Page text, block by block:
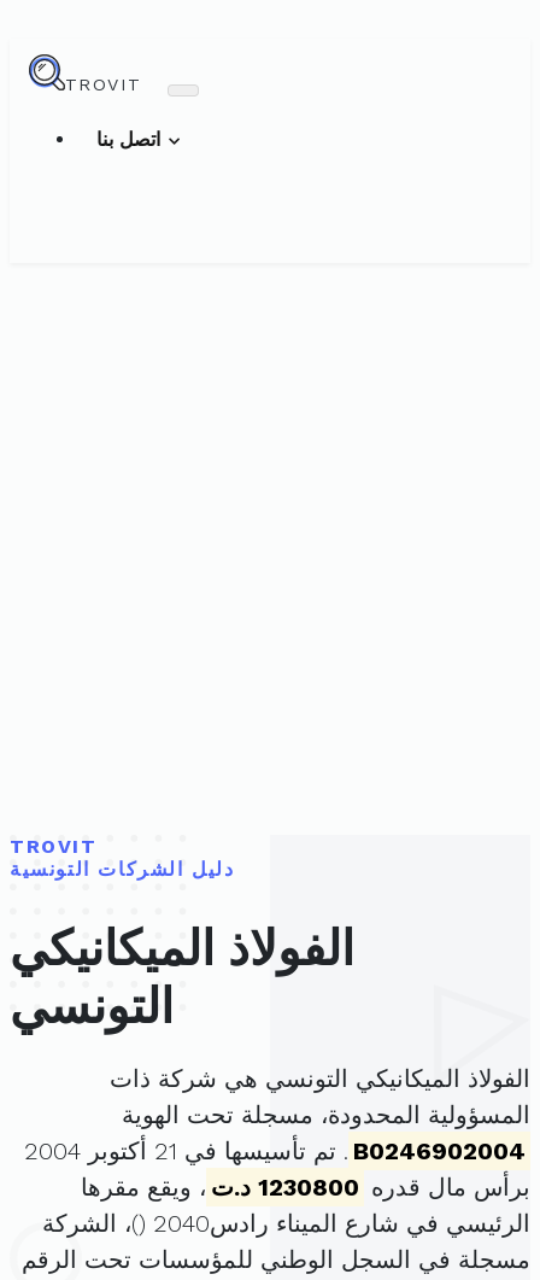
TROVIT
TROVIT
دليل الشركات التونسية
الفولاذ الميكانيكي
التونسي
الفولاذ الميكانيكي التونسي هي شركة ذات
المسؤولية المحدودة، مسجلة تحت الهوية
B0246902004
. تم تأسيسها في 21 أكتوبر 2004
برأس مال قدره 1230800 د.ت
، ويقع مقرها
الرئيسي في شارع الميناء رادس2040 (
)، الشركة
مسجلة في السجل الوطني للمؤسسات تحت الرقم